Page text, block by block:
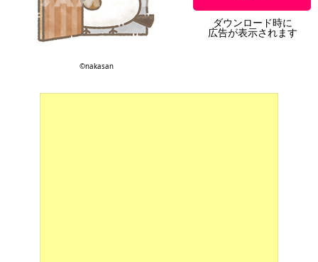
©︎nakasan
ダウンロード時に
広告が表示されます